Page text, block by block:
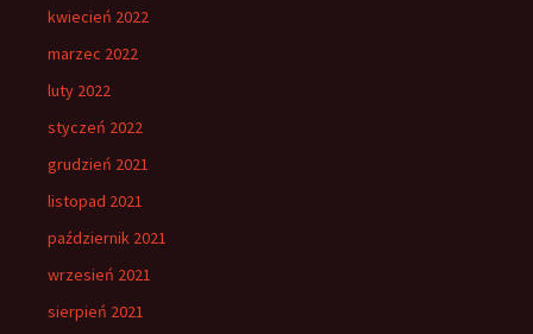
kwiecień 2022
marzec 2022
luty 2022
styczeń 2022
grudzień 2021
listopad 2021
październik 2021
wrzesień 2021
sierpień 2021